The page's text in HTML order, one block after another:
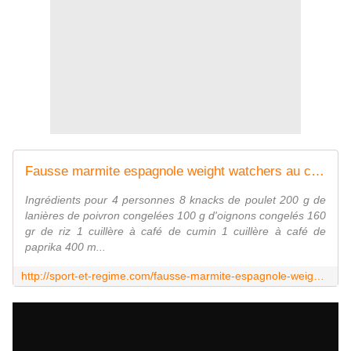
Fausse marmite espagnole weight watchers au cookeo |
Ingrédients pour 4 personnes 8 knacks de poulet 200 g de
lanières de poivron congelées 100 g d'oignons congelés 160
gr de riz 1 cuillère à café de cumin 1 cuillère à café de
paprika 400 m...